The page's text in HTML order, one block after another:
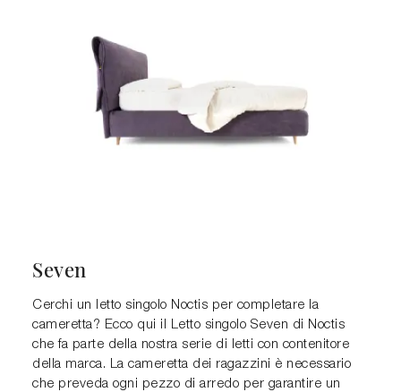
Seven
Cerchi un letto singolo Noctis per completare la
cameretta? Ecco qui il Letto singolo Seven di Noctis
che fa parte della nostra serie di letti con contenitore
della marca. La cameretta dei ragazzini è necessario
che preveda ogni pezzo di arredo per garantire un